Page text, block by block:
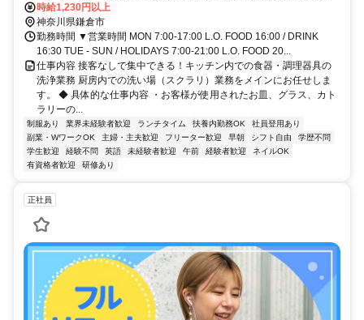
口徒歩約11分、江ノ島電鉄 稲村ヶ崎徒歩約15分 江ノ島電鉄 七里ヶ浜
駅 徒歩1分
時給1,230円以上
神奈川県鎌倉市
勤務時間 ▼営業時間 MON 7:00-17:00 L.O. FOOD 16:00 / DRINK
16:30 TUE - SUN / HOLIDAYS 7:00-21:00 L.O. FOOD 20...
仕事内容 接客なしで集中できる！キッチン内での食器・調理器具の
洗浄業務 厨房内での洗い場（スクラリ）業務をメインにお任せしま
す。 ◆ 具体的な仕事内容 ・お客様が使用されたお皿、グラス、カト
ラリーの...
制服あり 業界未経験者歓迎 ランチタイム 扶養内勤務OK
社員登用あり
副業・WワークOK
主婦・主夫歓迎 フリーター歓迎 早朝 シフト自由
学歴不問
学生歓迎
経験不問 英語 未経験者歓迎 午前 経験者歓迎
ネイルOK
有資格者歓迎
研修あり
正社員